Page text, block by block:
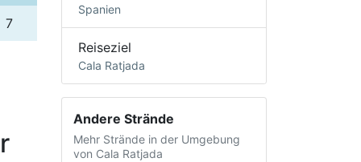
7
Spanien
Reiseziel
Cala Ratjada
Andere Strände
Mehr Strände in der Umgebung
von Cala Ratjada